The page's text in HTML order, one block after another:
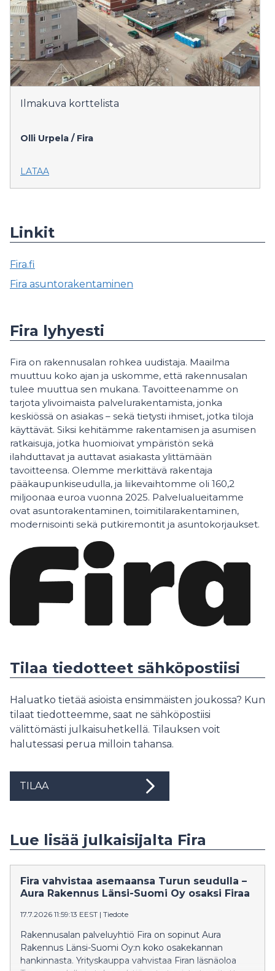
Ilmakuva korttelista
Olli Urpela / Fira
LATAA
Linkit
Fira.fi
Fira asuntorakentaminen
Fira lyhyesti
Fira on rakennusalan rohkea uudistaja. Maailma
muuttuu koko ajan ja uskomme, että rakennusalan
tulee muuttua sen mukana. Tavoitteenamme on
tarjota ylivoimaista palvelurakentamista, jonka
keskiössä on asiakas – sekä tietysti ihmiset, jotka tiloja
käyttävät. Siksi kehitämme rakentamisen ja asumisen
ratkaisuja, jotka huomioivat ympäristön sekä
ilahduttavat ja auttavat asiakasta ylittämään
tavoitteensa. Olemme merkittävä rakentaja
pääkaupunkiseudulla, ja liikevaihtomme oli 160,2
miljoonaa euroa vuonna 2025. Palvelualueitamme
ovat asuntorakentaminen, toimitilarakentaminen,
modernisointi sekä putkiremontit ja asuntokorjaukset.
Tilaa tiedotteet sähköpostiisi
Haluatko tietää asioista ensimmäisten joukossa? Kun
tilaat tiedotteemme, saat ne sähköpostiisi
välittömästi julkaisuhetkellä. Tilauksen voit
halutessasi perua milloin tahansa.
TILAA
Lue lisää julkaisijalta Fira
Fira vahvistaa asemaansa Turun seudulla –
Aura Rakennus Länsi-Suomi Oy osaksi Firaa
17.7.2026 11:59:13 EEST | Tiedote
Rakennusalan palveluyhtiö Fira on sopinut Aura
Rakennus Länsi-Suomi Oy:n koko osakekannan
hankinnasta. Yrityskauppa vahvistaa Firan läsnäoloa